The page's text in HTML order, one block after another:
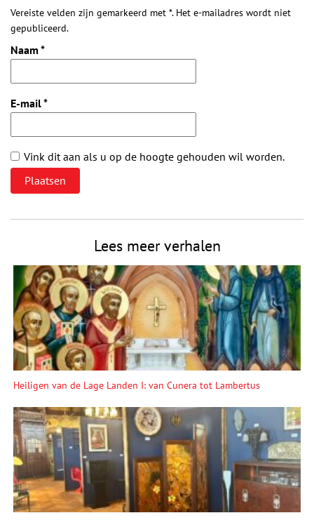
Vereiste velden zijn gemarkeerd met *. Het e-mailadres wordt niet
gepubliceerd.
Naam *
E-mail*
Vink dit aan als u op de hoogte gehouden wil worden.
Lees meer verhalen
Heiligen van de Lage Landen I: van Cunera tot Lambertus